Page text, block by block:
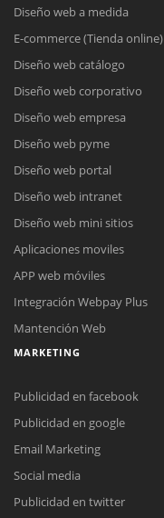
Diseño web a medida
E-commerce (Tienda online)
Diseño web catálogo
Diseño web corporativo
Diseño web empresa
Diseño web pyme
Diseño web portal
Diseño web intranet
Diseño web mini sitios
Aplicaciones moviles
APP web móviles
Integración Webpay Plus
Mantención Web
MARKETING
Publicidad en facebook
Publicidad en google
Email Marketing
Social media
Publicidad en twitter